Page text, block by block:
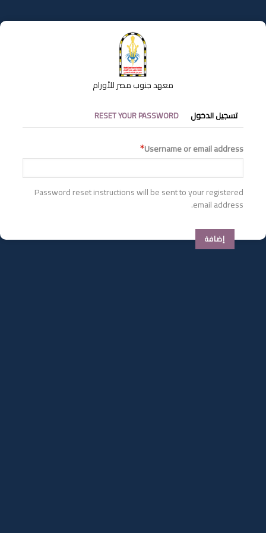
إلى
المحتوى
معهد جنوب مصر للأورام
التبويبات
الأساسية
تسجيل الدخول RESET YOUR PASSWORD
Username or email address
Password reset instructions will be sent to your registered
email address.